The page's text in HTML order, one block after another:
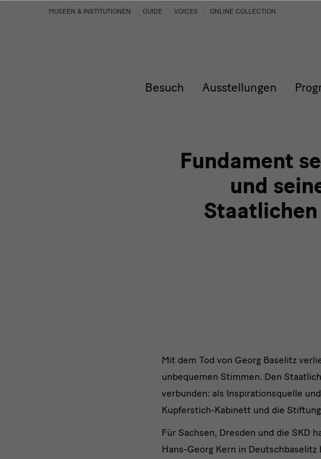
Fundament
Kunstsammlungen
Besuch Ausstellungen
MUSEEN & INSTITUTIONEN GUIDE VOICES ONLINE COLLECTION
Fundament
und
Mit
dem
Tod
von
Mit dem Tod von Georg Baselitz
unbequemen Stimmen. Den
verbunden: als Inspirationsquelle
Kupferstich-Kabinett und die
Für Sachsen, Dresden und die SKD
Hans-Georg Kern in